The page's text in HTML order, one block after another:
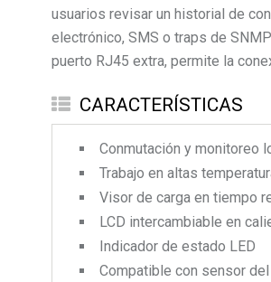
usuarios revisar un historial de
electrónico, SMS o traps de
puerto RJ45 extra, permite la
CARACTERÍSTICAS
Conmutación y monitoreo
Trabajo en altas
Visor de carga en tiempo
LCD intercambiable en
Indicador de estado LED
Compatible con sensor